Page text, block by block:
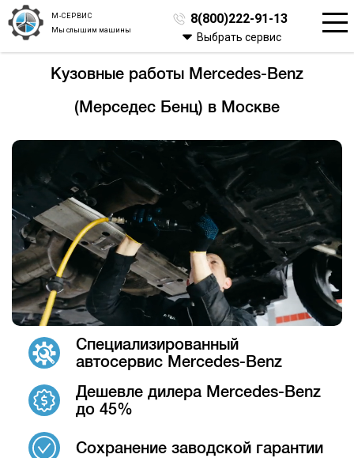
М-СЕРВИС
Мы слышим машины
8(800)222-91-13
Выбрать сервис
Кузовные работы Mercedes-Benz
(Мерседес Бенц) в Москве
Специализированный
автосервис Mercedes-Benz
Дешевле дилера Mercedes-Benz
до 45%
Сохранение заводской гарантии